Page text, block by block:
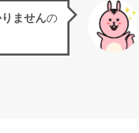
ませんの